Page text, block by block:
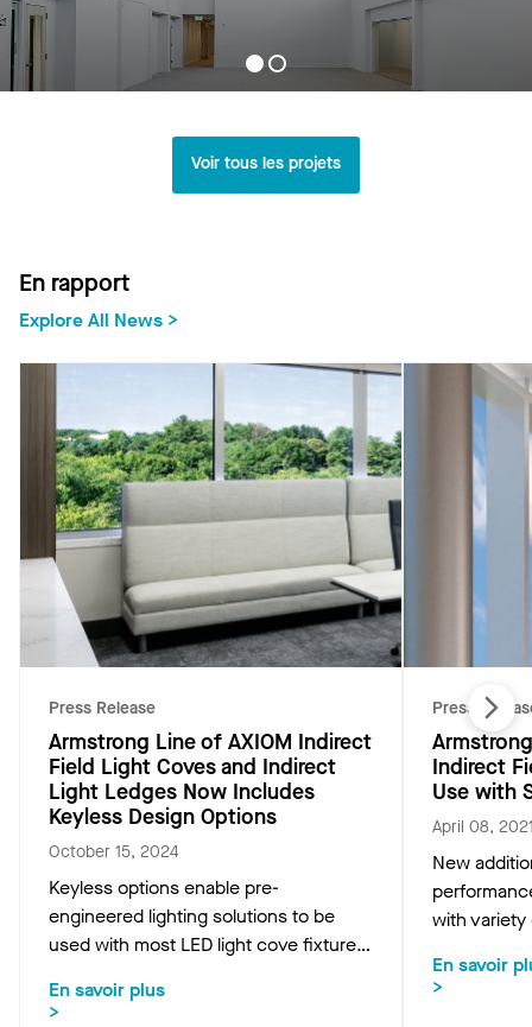
Voir tous les projets
En rapport
Explore All News >
Press Release
Armstrong Line of AXIOM Indirect
Field Light Coves and Indirect
Light Ledges Now Includes
Keyless Design Options
October 15, 2024
Keyless options enable pre-
engineered lighting solutions to be
used with most LED light cove fixtures
En savoir plus
>
Press
Indirect
Use with
April 08,
New
with variety
ceilings.
En savoir
>